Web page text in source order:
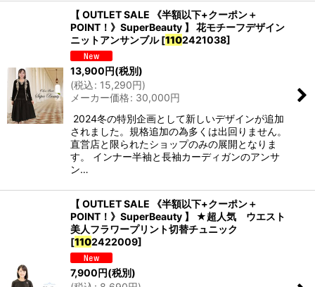
【 OUTLET SALE 《半額以下+クーポン＋
POINT！》SuperBeauty 】 花モチーフデザイン
ニットアンサンブル [1102421038]
13,900円(税別)
(税込: 15,290円)
メーカー価格: 30,000円
2024冬の特別企画として新しいデザインが追加
されました。規格追加の為多くは出回りません。
直営店と限られたショップのみの展開となりま
す。 インナー半袖と長袖カーディガンのアンサ
ン…
【 OUTLET SALE 《半額以下+クーポン＋
POINT！》SuperBeauty 】 ★超人気 ウエスト
美人フラワープリント切替チュニック
[1102422009]
7,900円(税別)